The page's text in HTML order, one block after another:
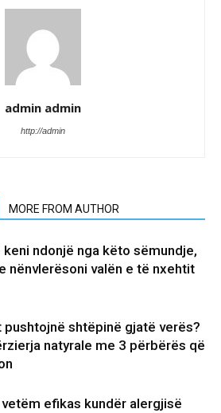
admin admin
http://admin
MORE FROM AUTHOR
keni ndonjë nga këto sëmundje,
nënvlerësoni valën e të nxehtit
pushtojnë shtëpinë gjatë verës?
natyrale me 3 përbërës që
vetëm efikas kundër alergjisë